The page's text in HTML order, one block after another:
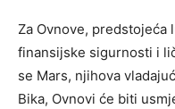
Za Ovnove, predstojeća
finansijske sigurnosti i
se Mars, njihova
Bika, Ovnovi će biti